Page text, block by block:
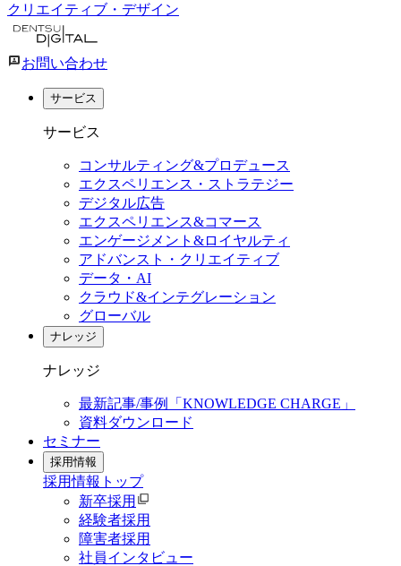
クリエイティブ・デザイン
お問い合わせ
サービス
サービス
コンサルティング&プロデュース
エクスペリエンス・ストラテジー
デジタル広告
エクスペリエンス&コマース
エンゲージメント&ロイヤルティ
アドバンスト・クリエイティブ
データ・AI
クラウド&インテグレーション
グローバル
ナレッジ
ナレッジ
最新記事/事例「KNOWLEDGE CHARGE」
資料ダウンロード
セミナー
採用情報
採用情報 トップ
新卒採用
経験者採用
障害者採用
社員インタビュー